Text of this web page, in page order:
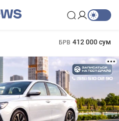
БРВ 412 000 сум